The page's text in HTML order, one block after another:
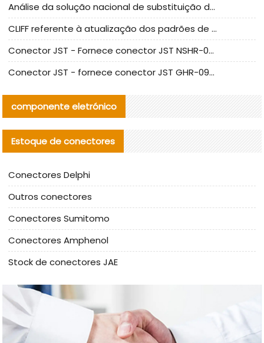
Análise da solução nacional de substituição da linha de alta frequência I-PEX
CLIFF referente à atualização dos padrões de teste de conectores nacionais
Conector JST - Fornece conector JST NSHR-02V-S original | substituto
Conector JST - fornece conector JST GHR-09V-S autêntico | substituto
componente eletrónico
Estoque de conectores
Conectores Delphi
Outros conectores
Conectores Sumitomo
Conectores Amphenol
Stock de conectores JAE